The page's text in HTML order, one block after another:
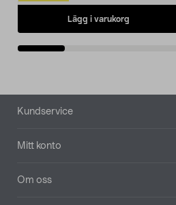
Lägg i varukorg
Sidfot
Kundservice
Mitt konto
Om oss